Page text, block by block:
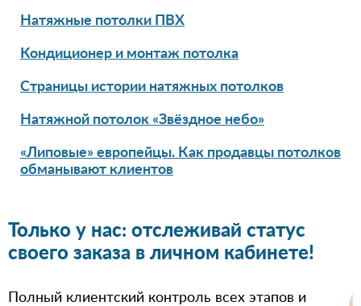
Натяжные потолки ПВХ
Кондиционер и монтаж потолка
Страницы истории натяжных потолков
Натяжной потолок «Звёздное небо»
«Липовые» европейцы. Как продавцы потолков
обманывают клиентов
Только у нас: отслеживай статус
своего заказа в личном кабинете!
Полный клиентский контроль всех этапов и